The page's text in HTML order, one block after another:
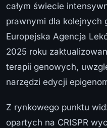
całym świecie
prawnymi dla kolejnych
Europejska Agencja
2025 roku
terapii genowych,
narzędzi edycji
Z rynkowego punktu
opartych na CRISPR